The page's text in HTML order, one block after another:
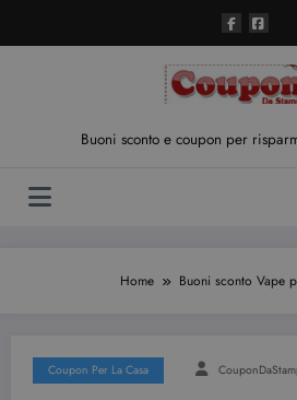
contenuto
Buoni sconto e coupon per
Home Buoni sconto Vape
Coupon Per La Casa